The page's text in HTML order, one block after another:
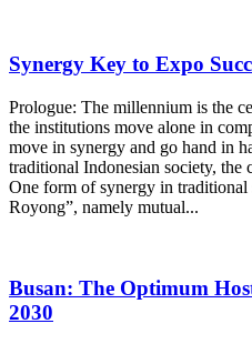
Synergy Key to Expo
Prologue: The millennium is the
the institutions move alone in
move in synergy and go hand in
traditional Indonesian society, the
One form of synergy in traditional
Royong”, namely mutual...
Busan: The Optimum
2030